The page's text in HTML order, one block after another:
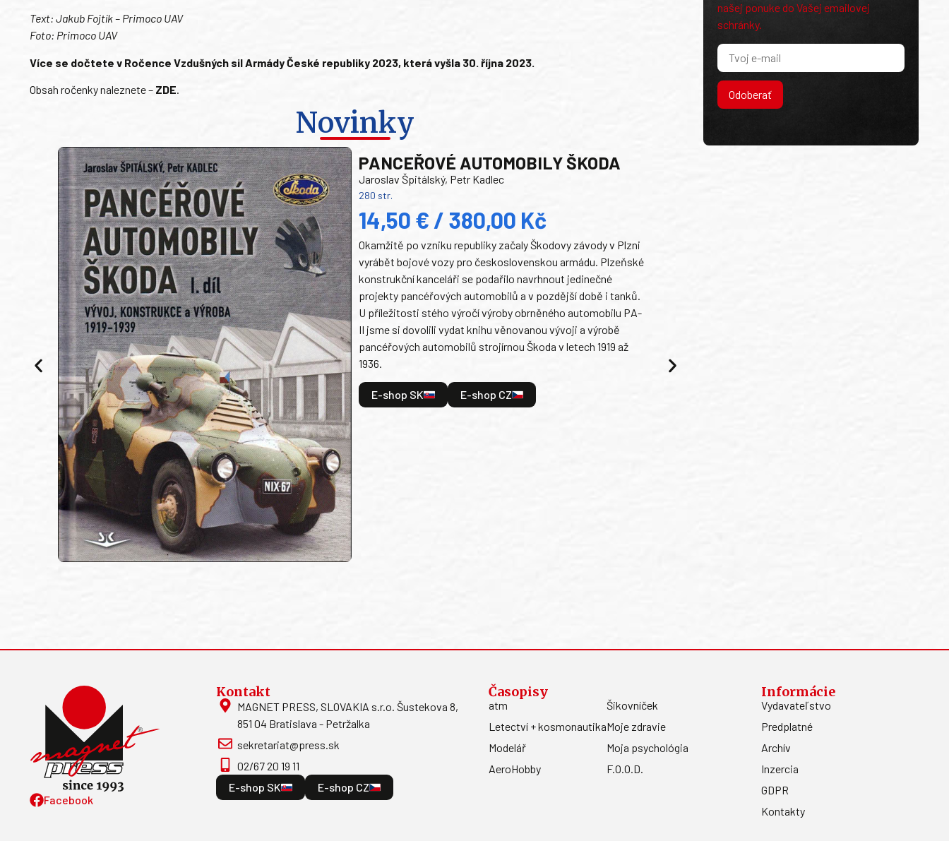
Text: Jakub Fojtík – Primoco UAV
Foto: Primoco UAV
Více se dočtete v Ročence Vzdušných sil Armády České republiky 2023, která vyšla 30. října 2023.
Obsah ročenky naleznete – ZDE.
Novinky
PANCEŘOVÉ AUTOMOBILY ŠKODA
Jaroslav Špitálský, Petr Kadlec
280 str.
14,50 € / 380,00 Kč
Okamžitě po vzniku republiky začaly Škodovy závody v Plzni
vyrábět bojové vozy pro československou armádu. Plzeňské
konstrukční kanceláři se podařilo navrhnout jedinečné
projekty pancéřových automobilů a v pozdější době i tanků.
U příležitosti stého výročí výroby obrněného automobilu PA-
II jsme si dovolili vydat knihu věnovanou vývoji a výrobě
pancéřových automobilů strojírnou Škoda v letech 1919 až
1936.
E-shop SK E-shop CZ
našej ponuke do Vašej emailovej
schránky.
Odoberať
Facebook
Kontakt
MAGNET PRESS, SLOVAKIA s.r.o. Šustekova 8,
851 04 Bratislava - Petržalka
sekretariat@press.sk
02/67 20 19 11
E-shop SK
E-shop CZ
Časopisy
atm
Letectví + kosmonautika
Modelář
AeroHobby
Šikovníček
Moje zdravie
Moja psychológia
F.O.O.D.
Informácie
Vydavateľstvo
Predplatné
Archív
Inzercia
GDPR
Kontakty